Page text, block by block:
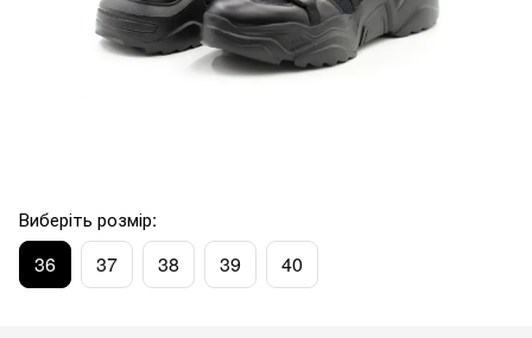
Виберіть розмір:
36 37 38 39 40